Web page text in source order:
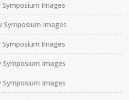
Images
Symposium Images
Images
Images
Images